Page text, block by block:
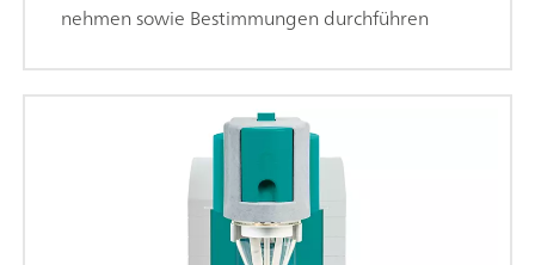
nehmen sowie Bestimmungen durchführen